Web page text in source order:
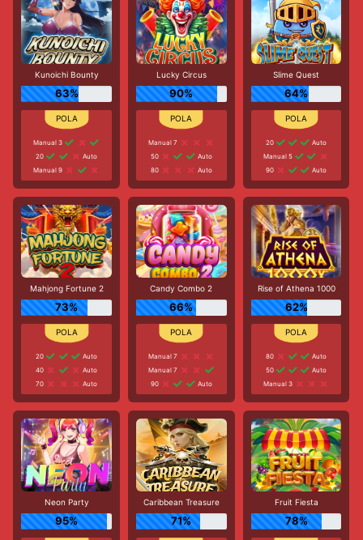
Kunoichi Bounty
63%
Manual 3
20
Auto
Manual 9
Lucky Circus
90%
Manual 7
50
Auto
80
Auto
Slime Quest
64%
20
Auto
Manual 5
90
Auto
Mahjong Fortune 2
73%
20
Auto
40
Auto
70
Auto
Candy Combo 2
66%
Manual 7
Manual 7
90
Auto
Rise of Athena 1000
62%
80
Auto
50
Auto
Manual 3
Neon Party
95%
Caribbean Treasure
71%
Fruit Fiesta
78%